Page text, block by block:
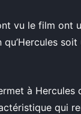
vu le film ont
qu’Hercules
à
qui